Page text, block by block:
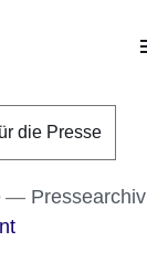
die Presse
Pressearchiv